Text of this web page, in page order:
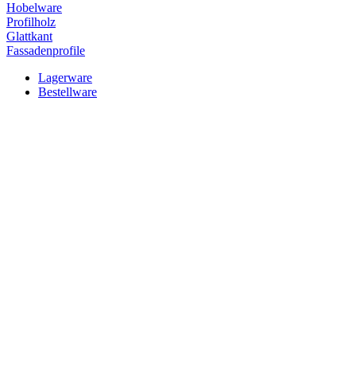
Hobelware
Profilholz
Glattkant
Fassadenprofile
Lagerware
Bestellware